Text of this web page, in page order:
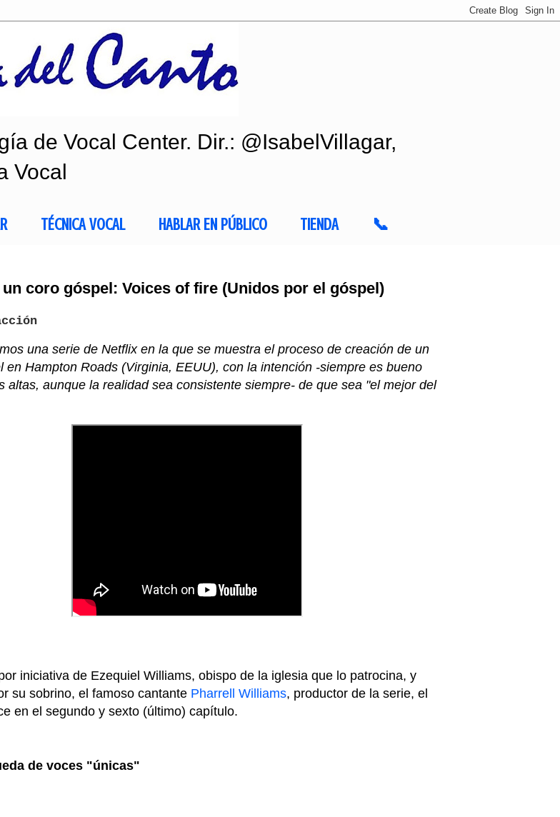
de Vocal Center. Dir.: @IsabelVillagar,
Vocal
TÉCNICA VOCAL HABLAR EN PÚBLICO TIENDA 📞
coro góspel: Voices of fire (Unidos por el góspel)
una serie de Netflix en la que se muestra el proceso de creación de un
en Hampton Roads (Virginia, EEUU), con la intención -siempre es bueno
altas, aunque la realidad sea consistente siempre- de que sea "el mejor del
iniciativa de Ezequiel Williams, obispo de la iglesia que lo patrocina, y
su sobrino, el famoso cantante Pharrell Williams, productor de la serie, el
en el segundo y sexto (último) capítulo.
de voces "únicas"